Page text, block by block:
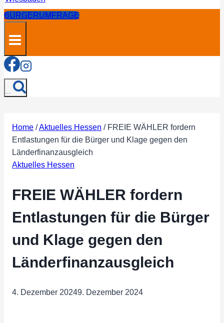
BÜRGERUMFRAGE
...
Home /Aktuelles Hessen / FREIE WÄHLER fordern
Entlastungen für die Bürger und Klage gegen den
Länderfinanzausgleich
Aktuelles Hessen
FREIE WÄHLER fordern
Entlastungen für die Bürger
und Klage gegen den
Länderfinanzausgleich
4. Dezember 20249. Dezember 2024